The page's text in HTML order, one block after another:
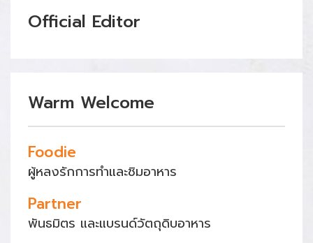
Official Editor
Warm Welcome
Foodie
ผู้หลงรักการทำและชิมอาหาร
Partner
พันธมิตร และแบรนด์วัตถุดิบอาหาร